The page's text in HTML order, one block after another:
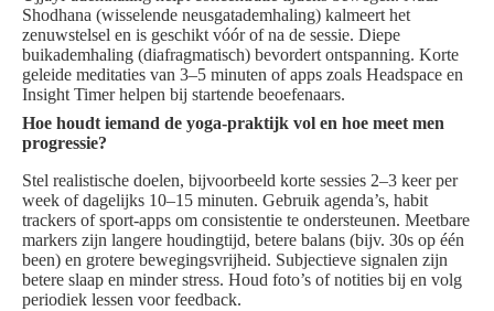
Shodhana (wisselende neusgatademhaling) kalmeert het
zenuwstelsel en is geschikt vóór of na de sessie. Diepe
buikademhaling (diafragmatisch) bevordert ontspanning. Korte
geleide meditaties van 3–5 minuten of apps zoals Headspace en
Insight Timer helpen bij startende beoefenaars.
Hoe houdt iemand de yoga-praktijk vol en hoe meet men
progressie?
Stel realistische doelen, bijvoorbeeld korte sessies 2–3 keer per
week of dagelijks 10–15 minuten. Gebruik agenda’s, habit
trackers of sport-apps om consistentie te ondersteunen. Meetbare
markers zijn langere houdingtijd, betere balans (bijv. 30s op één
been) en grotere bewegingsvrijheid. Subjectieve signalen zijn
betere slaap en minder stress. Houd foto’s of notities bij en volg
periodiek lessen voor feedback.